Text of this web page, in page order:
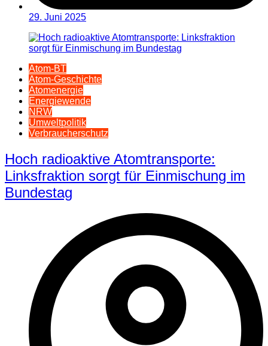
29. Juni 2025
Atom-BT
Atom-Geschichte
Atomenergie
Energiewende
NRW
Umweltpolitik
Verbraucherschutz
Hoch radioaktive Atomtransporte:
Linksfraktion sorgt für Einmischung im
Bundestag